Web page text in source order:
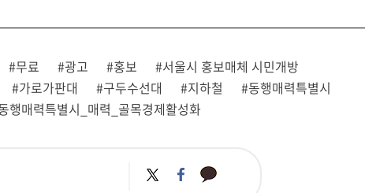
#무료 #광고 #홍보
#서울시 홍보매체 시민개방
#가로가판대 #구두수선대 #지하철
#동행매력특별시
행매력특별시_매력_골목경제활성화
트
위
페
이
카
카